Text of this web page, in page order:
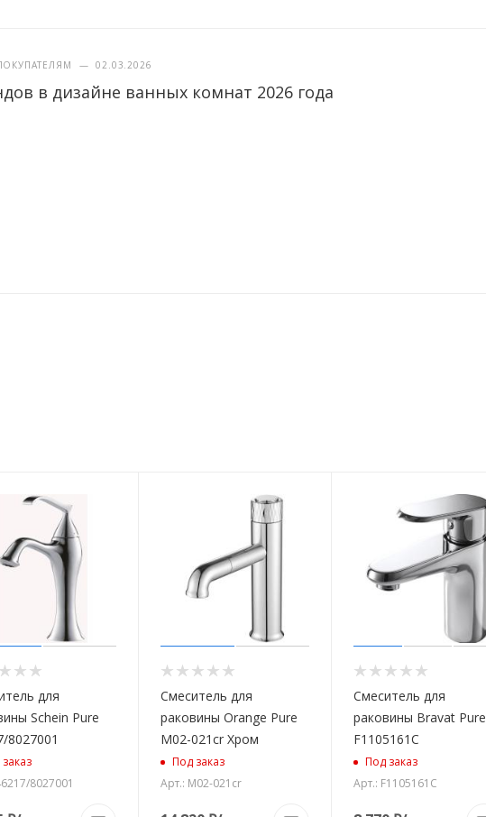
— 02.03.2026
в дизайне ванных комнат 2026 года
для
Schein Pure
8027001
8027001
Смеситель для
раковины Orange Pure
M02-021cr Хром
Под заказ
Арт.: M02-021cr
Смеситель для
раковины Bravat Pure
F1105161C
Под заказ
Арт.: F1105161C